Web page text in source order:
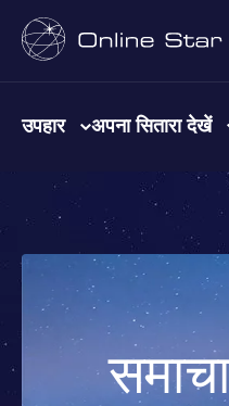
उपहार अपना सितारा देखें